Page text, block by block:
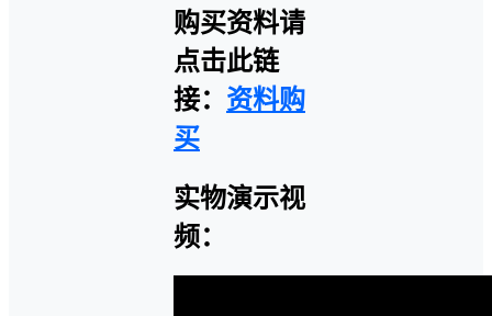
购买资料请
点击此链
接： 资料购
买
实物演示视
频：